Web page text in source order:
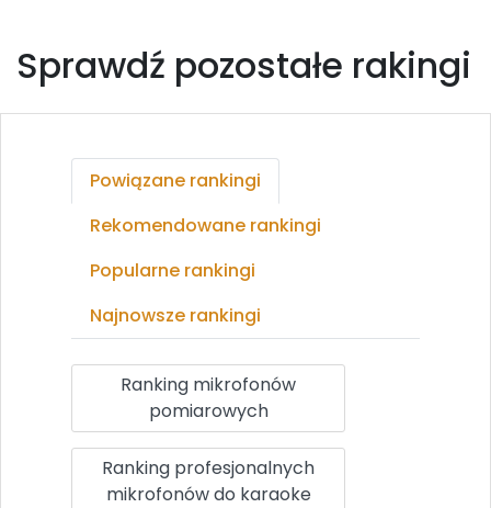
Sprawdź pozostałe rakingi
Powiązane rankingi
Rekomendowane rankingi
Popularne rankingi
Najnowsze rankingi
Ranking mikrofonów
pomiarowych
Ranking profesjonalnych
mikrofonów do karaoke